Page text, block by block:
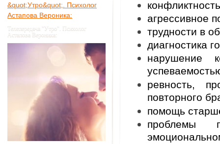
Телепередача "Утро". Психолог
Астапова Вероника:
агрессивное
трудности в
диагностика
нарушение
ревность,
повторного
помощь
проблемы